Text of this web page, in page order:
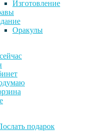
Изготовление
Оракулы
подарок